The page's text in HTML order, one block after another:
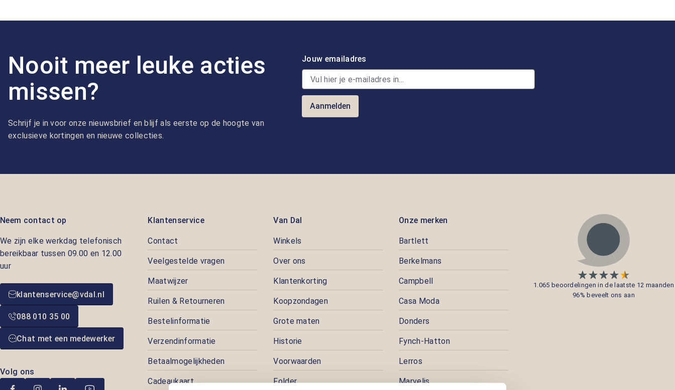
Nooit meer leuke acties
missen?
Schrijf je in voor onze nieuwsbrief en blijf als eerste op de hoogte van
exclusieve kortingen en nieuwe collecties.
Jouw emailadres
Aanmelden
Neem contact op
We zijn elke werkdag telefonisch
bereikbaar tussen 09.00 en 12.00
uur
klantenservice@vdal.nl
088 010 35 00
Chat met een medewerker
Volg ons
Klantenservice
Contact
Veelgestelde vragen
Maatwijzer
Ruilen & Retourneren
Bestelinformatie
Verzendinformatie
Betaalmogelijkheden
Cadeaukaart
Van Dal
Winkels
Over ons
Klantenkorting
Koopzondagen
Grote maten
Historie
Voorwaarden
Folder
Onze merken
Bartlett
Berkelmans
Campbell
Casa Moda
Donders
Fynch-Hatton
Lerros
Marvelis
1.065 beoordelingen in de laatste 12 maanden
96% beveelt ons aan